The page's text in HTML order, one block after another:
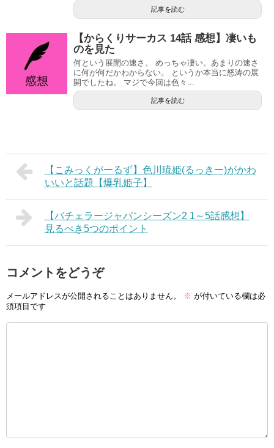
記事を読む
【からくりサーカス 14話 感想】凄いも
のを見た
何という展開の速さ。 めっちゃ凄い。あまりの速さ
に何が何だかわからない。 というか本当に怒涛の展
開でしたね。 マジで今回は色々...
記事を読む
【こみっくがーるず】色川琉姫(るっきー)がかわ
いいと話題【爆乳姫子】
【バチェラージャパンシーズン2 1～5話感想】
見るべき5つのポイント
コメントをどうぞ
メールアドレスが公開されることはありません。 ※ が付いている欄は必
須項目です